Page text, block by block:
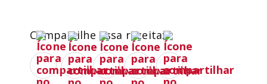
Compartilhe essa receita: